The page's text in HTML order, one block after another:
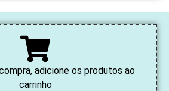
adicione os produtos ao
carrinho